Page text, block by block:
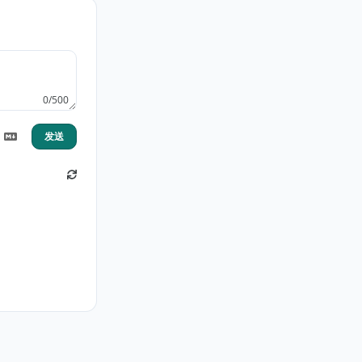
0/500
发送